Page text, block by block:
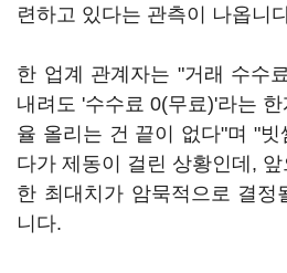
련하고 있다는 관측이 나옵니
한 업계 관계자는 "거래 수수
내려도 '수수료 0(무료)'라는
율 올리는 건 끝이 없다"며 "빗
다가 제동이 걸린 상황인데,
한 최대치가 암묵적으로 결정
니다.